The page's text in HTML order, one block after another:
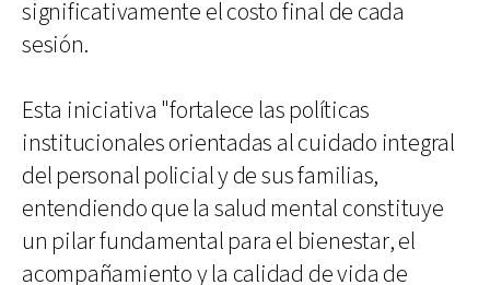
significativamente el costo final de cada
sesión.
Esta iniciativa "fortalece las políticas
institucionales orientadas al cuidado integral
del personal policial y de sus familias,
entendiendo que la salud mental constituye
un pilar fundamental para el bienestar, el
acompañamiento y la calidad de vida de